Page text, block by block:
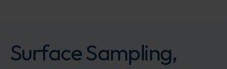
Surface Sampling,